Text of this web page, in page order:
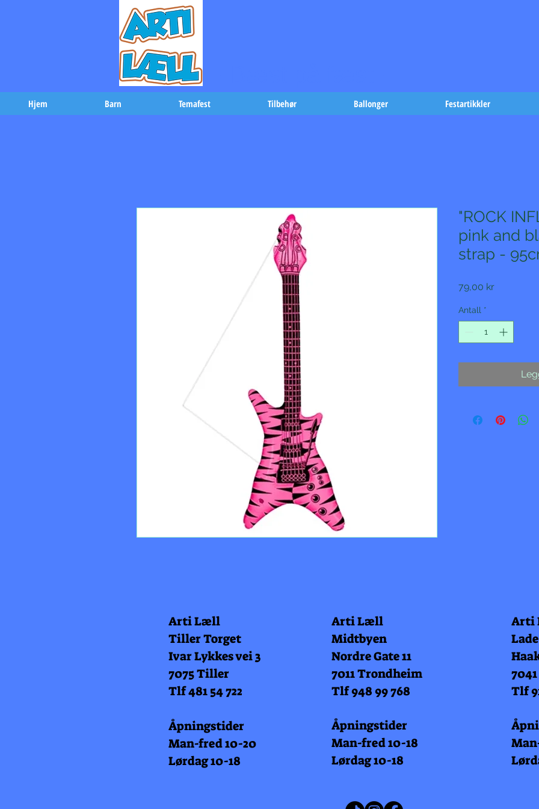
Hjem Barn Temafest Tilbehør Ballonger Festartikkler
"ROCK
pink and
strap -
79,00 krPris
Antall *
Arti Læll
Tiller Torget
Ivar Lykkes vei 3
7075 Tiller
Tlf 481 54 722
Åpningstider
Man-fred 10-20
Lørdag 10-18
Arti Læll
Midtbyen
Nordre Gate 11
7011 Trondheim
Tlf 948 99 768
Åpningstider
Man-fred 10-18
Lørdag 10-18
Arti
Tlf